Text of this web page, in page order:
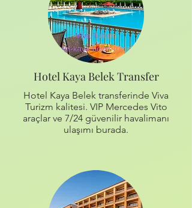
Hotel Kaya Belek Transfer
Hotel Kaya Belek transferinde Viva
Turizm kalitesi. VIP Mercedes Vito
araçlar ve 7/24 güvenilir havalimanı
ulaşımı burada.